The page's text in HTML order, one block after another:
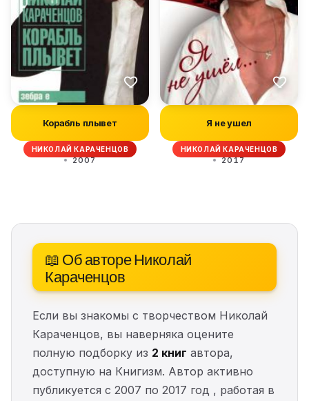
Корабль плывет
НИКОЛАЙ КАРАЧЕНЦОВ
2007
Я не ушел
НИКОЛАЙ КАРАЧЕНЦОВ
2017
📖 Об авторе Николай
Караченцов
Если вы знакомы с творчеством Николай
Караченцов, вы наверняка оцените
полную подборку из 2 книг автора,
доступную на Книгизм. Автор активно
публикуется с 2007 по 2017 год , работая в